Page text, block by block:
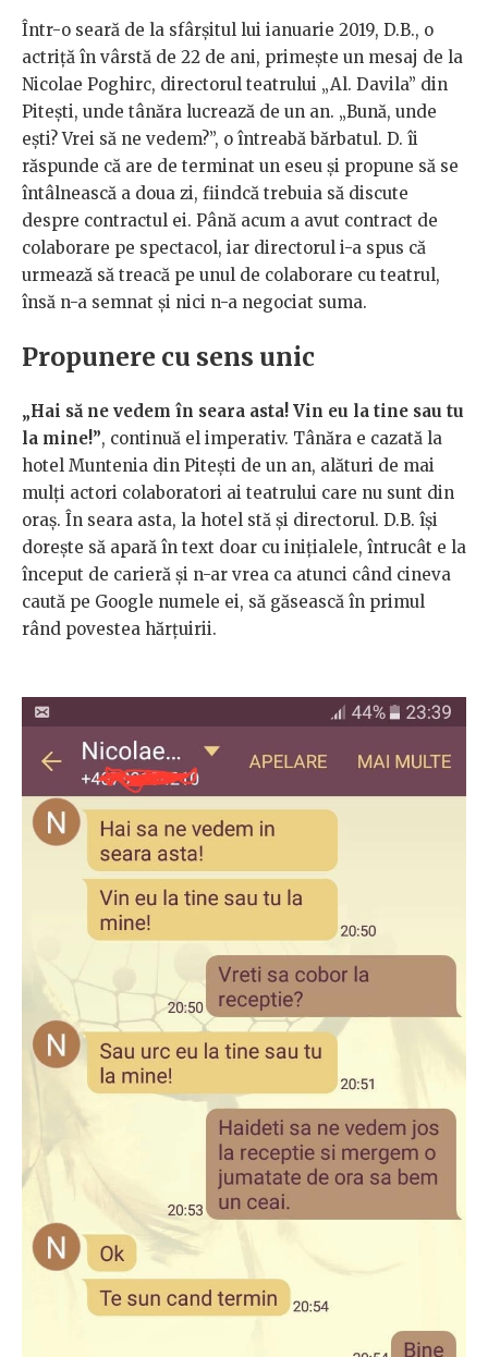
Într-o seară de la sfârșitul lui ianuarie 2019, D.B., o
actriță în vârstă de 22 de ani, primește un mesaj de la
Nicolae Poghirc, directorul teatrului „Al. Davila” din
Pitești, unde tânăra lucrează de un an. „Bună, unde
ești? Vrei să ne vedem?”, o întreabă bărbatul. D. îi
răspunde că are de terminat un eseu și propune să se
întâlnească a doua zi, fiindcă trebuia să discute
despre contractul ei. Până acum a avut contract de
colaborare pe spectacol, iar directorul i-a spus că
urmează să treacă pe unul de colaborare cu teatrul,
însă n-a semnat și nici n-a negociat suma.
Propunere cu sens unic
„Hai să ne vedem în seara asta! Vin eu la tine sau tu
la mine!”, continuă el imperativ. Tânăra e cazată la
hotel Muntenia din Pitești de un an, alături de mai
mulți actori colaboratori ai teatrului care nu sunt din
oraș. În seara asta, la hotel stă și directorul. D.B. își
dorește să apară în text doar cu inițialele, întrucât e la
început de carieră și n-ar vrea ca atunci când cineva
caută pe Google numele ei, să găsească în primul
rând povestea hărțuirii.